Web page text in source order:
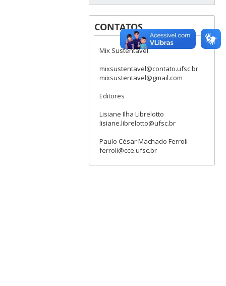
CONTATOS
Mix Sustentável
mixsustentavel@contato.ufsc.br
mixsustentavel@gmail.com
Editores
Lisiane Ilha Librelotto
lisiane.librelotto@ufsc.br
Paulo César Machado Ferroli
ferroli@cce.ufsc.br